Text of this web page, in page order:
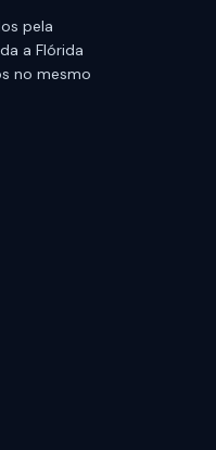
pela
a Flórida
no mesmo